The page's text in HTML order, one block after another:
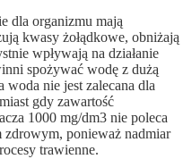
dla organizmu mają
kwasy żołądkowe, obniżają
wpływają na działanie
spożywać wodę z dużą
nie jest zalecana dla
gdy zawartość
1000 mg/dm3 nie poleca
zdrowym, ponieważ nadmiar
trawienne.